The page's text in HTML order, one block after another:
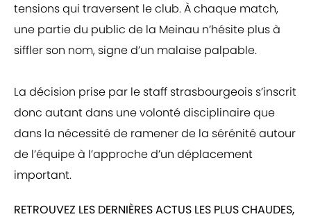
tensions qui traversent le club. À chaque match,
une partie du public de la Meinau n’hésite plus à
siffler son nom, signe d’un malaise palpable.
La décision prise par le staff strasbourgeois s’inscrit
donc autant dans une volonté disciplinaire que
dans la nécessité de ramener de la sérénité autour
de l’équipe à l’approche d’un déplacement
important.
RETROUVEZ LES DERNIÈRES ACTUS LES PLUS CHAUDES,